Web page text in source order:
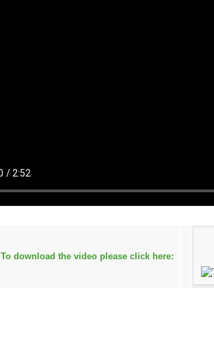
To download the video please click here: